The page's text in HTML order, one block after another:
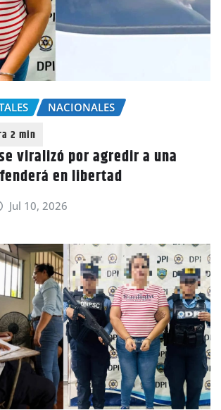
NACIONALES
viralizó por agredir a una
en libertad
Jul 10, 2026